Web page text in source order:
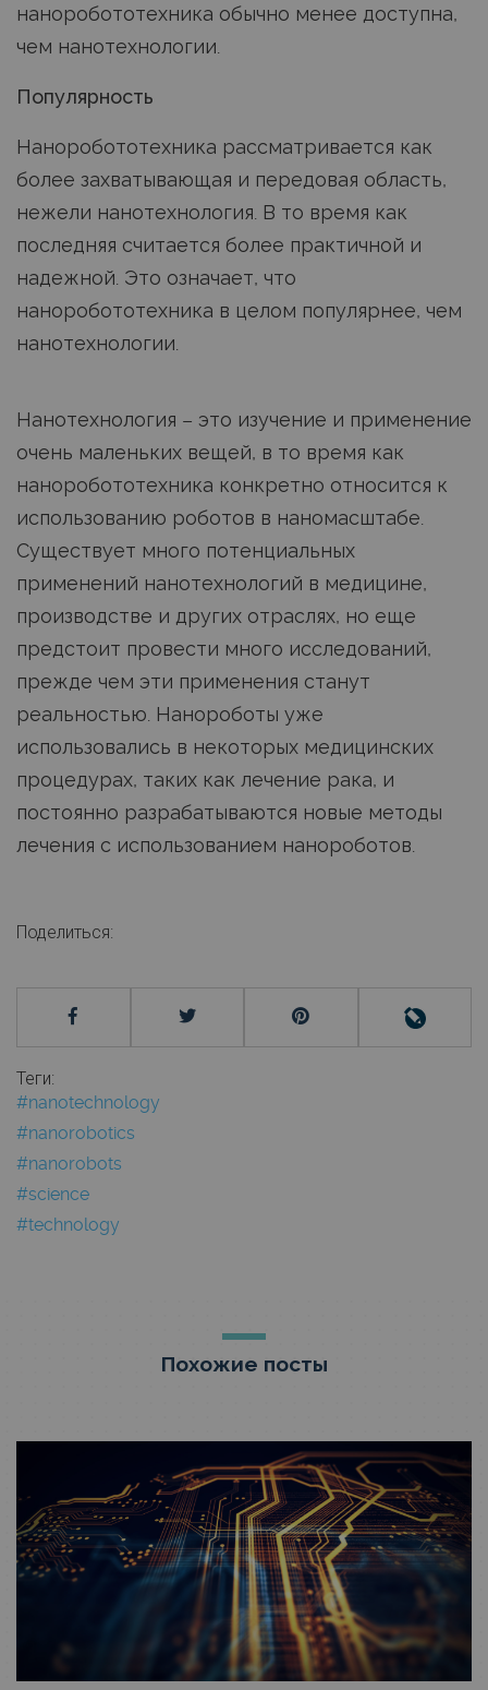
наноробототехника обычно менее доступна,
чем нанотехнологии.
Популярность
Наноробототехника рассматривается как
более захватывающая и передовая область,
нежели нанотехнология. В то время как
последняя считается более практичной и
надежной. Это означает, что
наноробототехника в целом популярнее, чем
нанотехнологии.
Нанотехнология – это изучение и применение
очень маленьких вещей, в то время как
наноробототехника конкретно относится к
использованию роботов в наномасштабе.
Существует много потенциальных
применений нанотехнологий в медицине,
производстве и других отраслях, но еще
предстоит провести много исследований,
прежде чем эти применения станут
реальностью. Нанороботы уже
использовались в некоторых медицинских
процедурах, таких как лечение рака, и
постоянно разрабатываются новые методы
лечения с использованием нанороботов.
Поделиться:
Теги:
#nanotechnology
#nanorobotics
#nanorobots
#science
#technology
Похожие посты